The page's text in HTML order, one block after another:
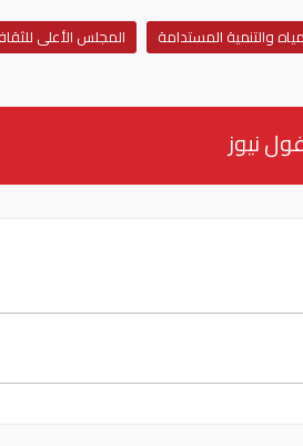
والتنمية المستدامة
المجلس الأعلى
نيوز